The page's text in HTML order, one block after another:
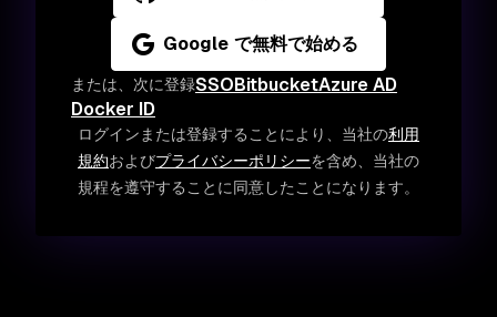
Google で無料で始める
または、次に登録SSOBitbucketAzure AD
Docker ID
ログインまたは登録することにより、当社の利用
規約およびプライバシーポリシーを含め、当社の
規程を遵守することに同意したことになります。